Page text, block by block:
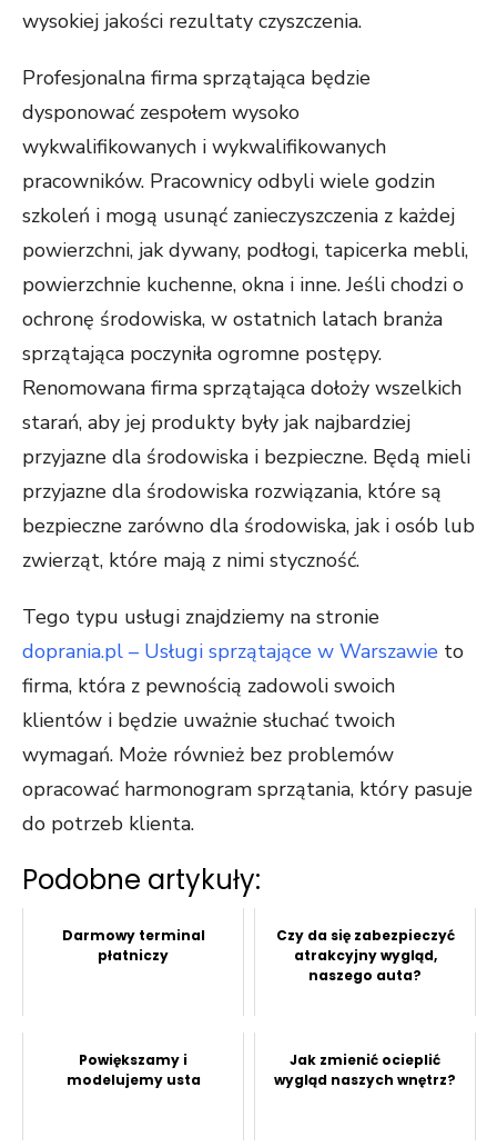
wysokiej jakości rezultaty czyszczenia.
Profesjonalna firma sprzątająca będzie
dysponować zespołem wysoko
wykwalifikowanych i wykwalifikowanych
pracowników. Pracownicy odbyli wiele godzin
szkoleń i mogą usunąć zanieczyszczenia z każdej
powierzchni, jak dywany, podłogi, tapicerka mebli,
powierzchnie kuchenne, okna i inne. Jeśli chodzi o
ochronę środowiska, w ostatnich latach branża
sprzątająca poczyniła ogromne postępy.
Renomowana firma sprzątająca dołoży wszelkich
starań, aby jej produkty były jak najbardziej
przyjazne dla środowiska i bezpieczne. Będą mieli
przyjazne dla środowiska rozwiązania, które są
bezpieczne zarówno dla środowiska, jak i osób lub
zwierząt, które mają z nimi styczność.
Tego typu usługi znajdziemy na stronie
doprania.pl – Usługi sprzątające w Warszawie to
firma, która z pewnością zadowoli swoich
klientów i będzie uważnie słuchać twoich
wymagań. Może również bez problemów
opracować harmonogram sprzątania, który pasuje
do potrzeb klienta.
Podobne artykuły:
Darmowy terminal
płatniczy
Czy da się zabezpieczyć
atrakcyjny wygląd,
naszego auta?
Powiększamy i
modelujemy usta
Jak zmienić ocieplić
wygląd naszych wnętrz?